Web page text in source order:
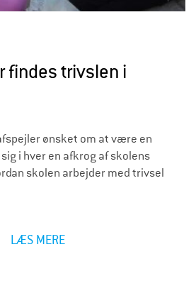
findes trivslen i
ønsket om at være en
i hver en afkrog af skolens
skolen arbejder med trivsel
LÆS MERE